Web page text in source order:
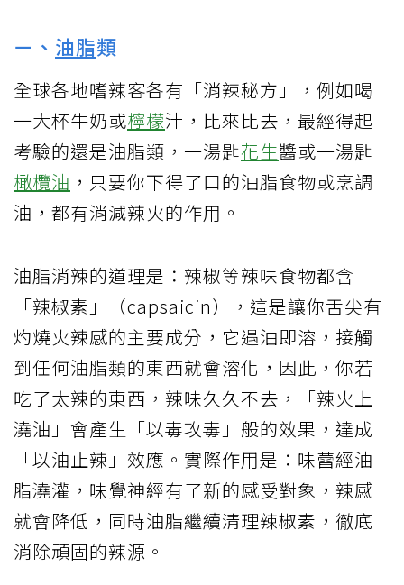
ㄧ、 油脂類
全球各地嗜辣客各有「消辣秘方」，例如喝
一大杯牛奶或檸檬汁，比來比去，最經得起
考驗的還是油脂類，一湯匙花生醬或一湯匙
橄欖油 ，只要你下得了口的油脂食物或烹調
油，都有消減辣火的作用。
油脂消辣的道理是：辣椒等辣味食物都含
「辣椒素」（capsaicin），這是讓你舌尖有
灼燒火辣感的主要成分，它遇油即溶，接觸
到任何油脂類的東西就會溶化，因此，你若
吃了太辣的東西，辣味久久不去，「辣火上
澆油」會產生「以毒攻毒」般的效果，達成
「以油止辣」效應。實際作用是：味蕾經油
脂澆灌，味覺神經有了新的感受對象，辣感
就會降低，同時油脂繼續清理辣椒素，徹底
消除頑固的辣源。